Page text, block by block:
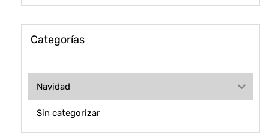
Categorías
Navidad
Sin categorizar